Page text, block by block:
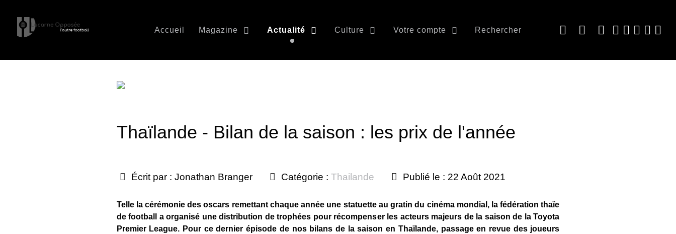
Accueil Magazine Actualité Culture Votre compte Rechercher
Thaïlande - Bilan de la saison : les prix de l'année
Écrit par : Jonathan Branger Catégorie : Thailande Publié le : 22 Août 2021
Telle la cérémonie des oscars remettant chaque année une statuette au gratin du cinéma mondial, la fédération thaïe
de football a organisé une distribution de trophées pour récompenser les acteurs majeurs de la saison de la Toyota
Premier League. Pour ce dernier épisode de nos bilans de la saison en Thaïlande, passage en revue des joueurs